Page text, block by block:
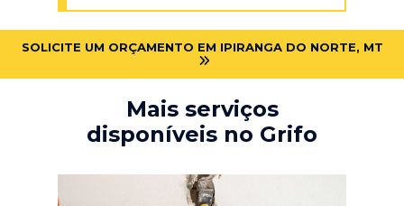
SOLICITE UM ORÇAMENTO EM IPIRANGA DO NORTE, MT
Mais serviços
disponíveis no Grifo